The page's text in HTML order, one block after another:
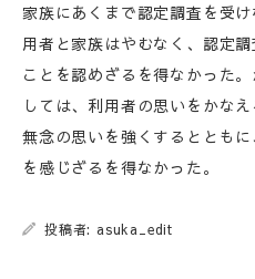
家族にあくまで認定調査を受
用者と家族はやむなく、認定
ことを認めざるを得なかった
しては、利用者の思いをかな
無念の思いを強くするととも
を感じざるを得なかった。
投稿者: asuka_edit